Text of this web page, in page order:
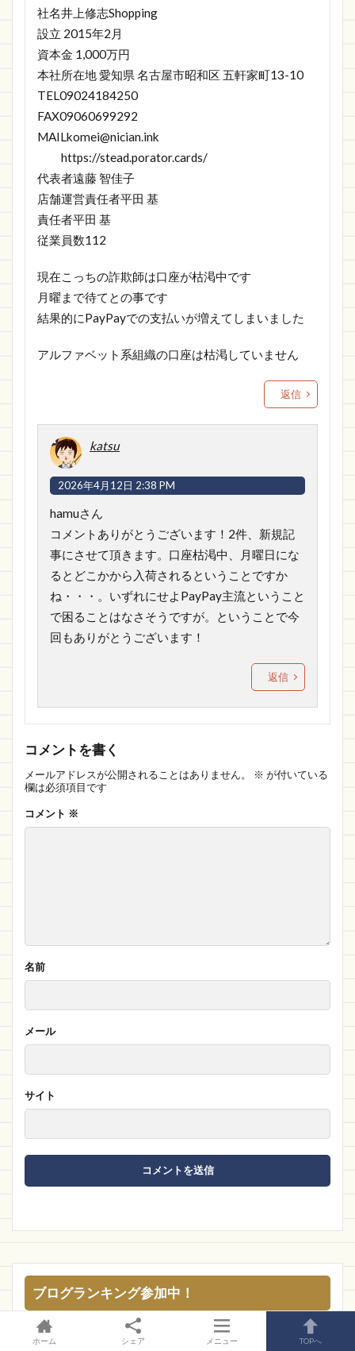
社名井上修志Shopping
設立 2015年2月
資本金 1,000万円
本社所在地 愛知県 名古屋市昭和区 五軒家町13-10
TEL09024184250
FAX09060699292
MAIL komei@nician.ink
https://stead.porator.cards/
代表者遠藤 智佳子
店舗運営責任者平田 基
責任者平田 基
従業員数112
現在こっちの詐欺師は口座が枯渇中です
月曜まで待てとの事です
結果的にPayPayでの支払いが増えてしまいました
アルファベット系組織の口座は枯渇していません
返信
katsu
2026年4月12日 2:38 PM
hamuさん
コメントありがとうございます！2件、新規記
事にさせて頂きます。口座枯渇中、月曜日にな
るとどこかから入荷されるということですか
ね・・・。いずれにせよPayPay主流ということ
で困ることはなさそうですが。ということで今
回もありがとうございます！
返信
コメントを書く
メールアドレスが公開されることはありません。 ※ が付いている
欄は必須項目です
コメント ※
名前
メール
サイト
ブログランキング参加中！
ホーム シェア メニュー TOPへ